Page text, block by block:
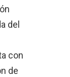
del
con
de